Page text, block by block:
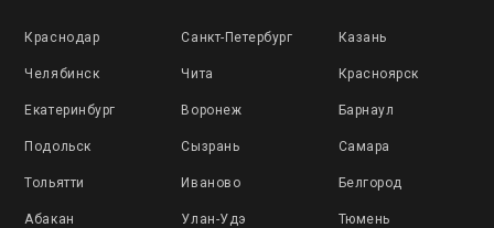
Краснодар Санкт-Петербург Казань
Челябинск Чита Красноярск
Екатеринбург Воронеж Барнаул
Подольск Сызрань Самара
Тольятти Иваново Белгород
Абакан Улан-Удэ Тюмень